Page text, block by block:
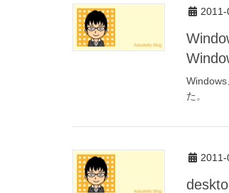
た。